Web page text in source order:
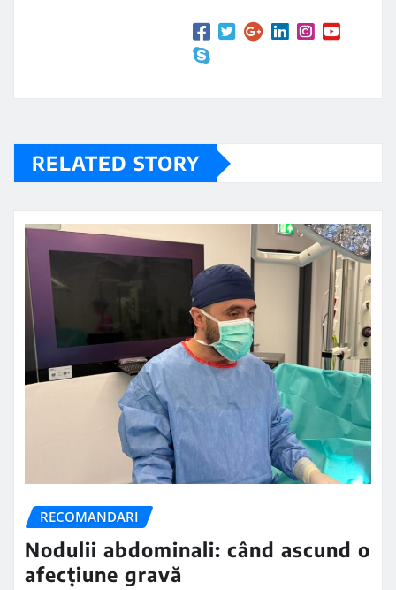
RELATED STORY
RECOMANDARI
Nodulii abdominali: când ascund o
afecțiune gravă